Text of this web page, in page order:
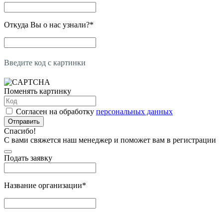
Откуда Вы о нас узнали?*
Введите код с картинки
Поменять картинку
Согласен на обработку персональных данных
Отправить
Спасибо!
С вами свяжется наш менеджер и поможет вам в регистрации
Подать заявку
Название организации*